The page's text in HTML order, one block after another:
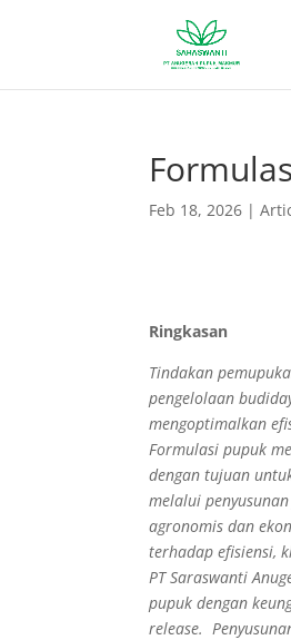
Feb 18, 2026 |
Ringkasan
Tindakan
pengelolaan
mengoptimalkan
Formulasi pupuk
dengan tujuan
melalui
agronomis dan
terhadap efisiensi,
PT Saraswanti
pupuk dengan
release.